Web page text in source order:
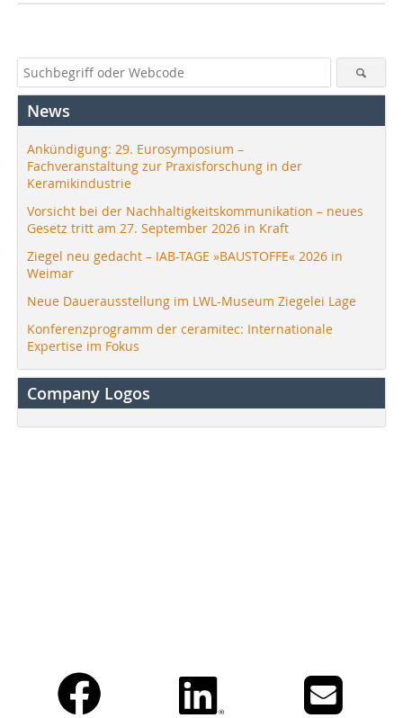
News
Ankündigung: 29. Eurosymposium –
Fachveranstaltung zur Praxisforschung in der
Keramikindustrie
Vorsicht bei der Nachhaltigkeitskommunikation – neues
Gesetz tritt am 27. September 2026 in Kraft
Ziegel neu gedacht – IAB-TAGE »BAUSTOFFE« 2026 in
Weimar
Neue Dauerausstellung im LWL-Museum Ziegelei Lage
Konferenzprogramm der ceramitec: Internationale
Expertise im Fokus
Company Logos